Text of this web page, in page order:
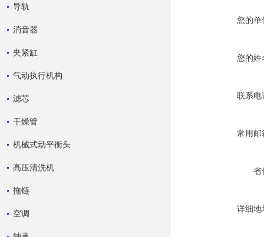
导轨
消音器
夹紧缸
气动执行机构
滤芯
干燥管
机械式动平衡头
高压清洗机
拖链
空调
您的单
您的姓
联系电
常用邮
省
详细地